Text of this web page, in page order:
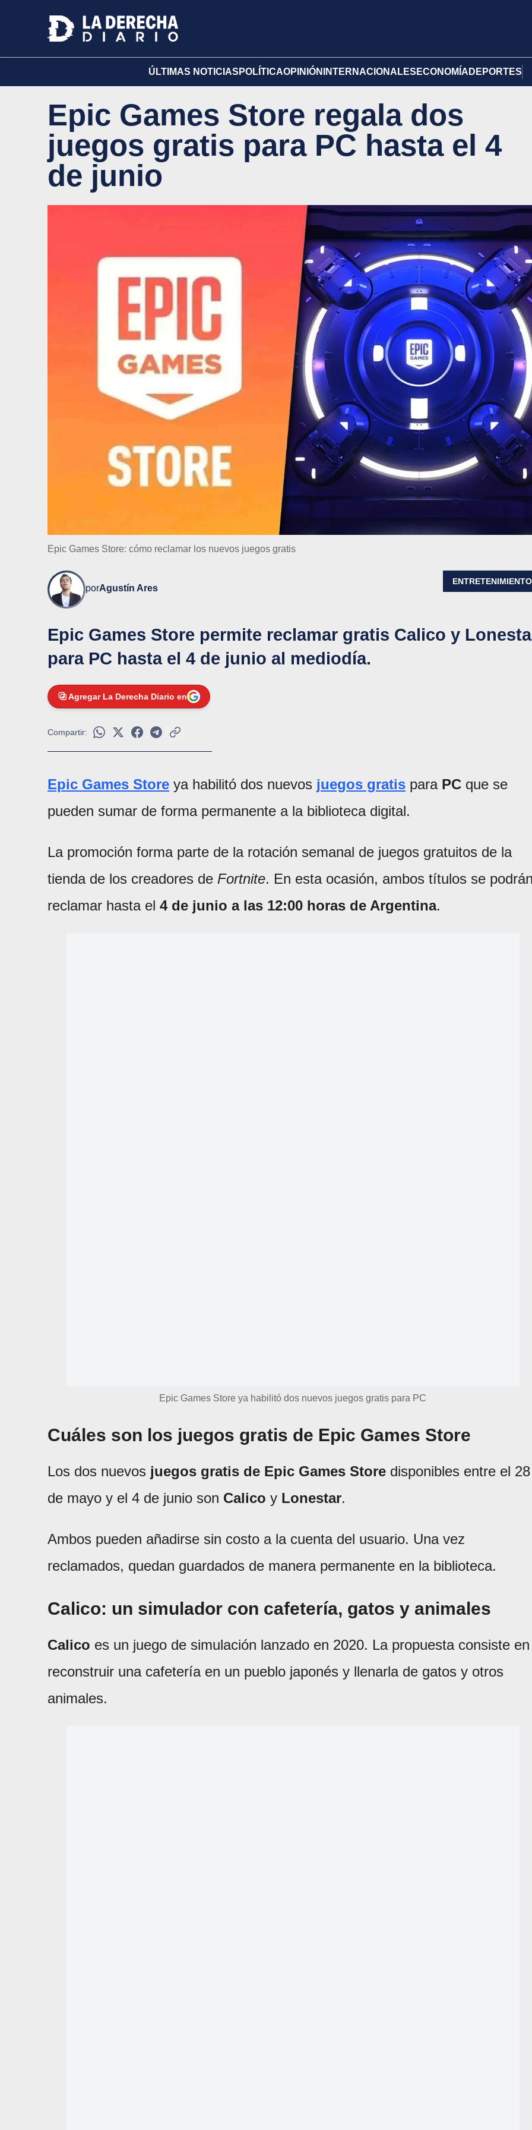
ÚLTIMAS NOTICIAS POLÍTICAOPINIÓN INTERNACIONALES ECONOMÍA DEPORTES
Epic Games Store regala dos
juegos gratis para PC hasta el 4
de junio
Epic Games Store: cómo reclamar los nuevos juegos gratis
porAgustín Ares
ENTRETENIMIENTO
Epic Games Store permite reclamar gratis Calico y
para PC hasta el 4 de junio al mediodía.
Agregar La Derecha Diario en
Compartir:
Epic Games Store ya habilitó dos nuevos juegos gratis para PC que se
pueden sumar de forma permanente a la biblioteca digital.
La promoción forma parte de la rotación semanal de juegos gratuitos de la
tienda de los creadores de Fortnite. En esta ocasión, ambos títulos se
reclamar hasta el 4 de junio a las 12:00 horas de Argentina.
Epic Games Store ya habilitó dos nuevos juegos gratis para PC
Cuáles son los juegos gratis de Epic Games Store
Los dos nuevos juegos gratis de Epic Games Store disponibles entre el 28
de mayo y el 4 de junio son Calico y Lonestar.
Ambos pueden añadirse sin costo a la cuenta del usuario. Una vez
reclamados, quedan guardados de manera permanente en la biblioteca.
Calico: un simulador con cafetería, gatos y animales
Calico es un juego de simulación lanzado en 2020. La propuesta consiste en
reconstruir una cafetería en un pueblo japonés y llenarla de gatos y otros
animales.